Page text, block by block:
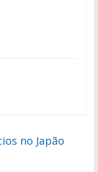
no Japão